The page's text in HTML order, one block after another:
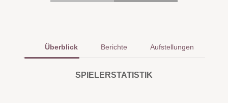
Überblick Berichte Aufstellungen
SPIELERSTATISTIK